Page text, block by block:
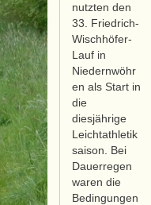
nutzten den
33. Friedrich-
Wischhöfer-
Lauf in
Niedernwöhr
en als Start in
die
diesjährige
Leichtathletik
saison. Bei
Dauerregen
waren die
Bedingungen